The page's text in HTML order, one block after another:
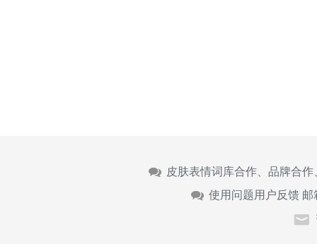
皮肤表情词库合作、品牌合
使用问题用户反馈 邮